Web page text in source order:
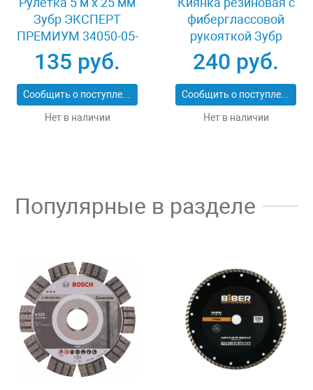
Зубр ЭКСПЕРТ
ПРЕМИУМ 34050-05-
25_z01
135 руб.
Сообщить о поступлении
Нет в наличии
фиберглассовой
рукояткой Зубр
ЭКСПЕРТ 2053-
60_z01
240 руб.
Сообщить о поступлении
Нет в наличии
Популярные в разделе